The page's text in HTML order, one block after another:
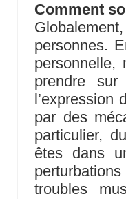
Comment
personnes.
personnelle,
prendre
l’expression
par des
particulier,
êtes dans
troubles